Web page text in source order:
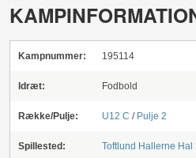
Kampnummer: 195114
Idræt: Fodbold
Række/Pulje: U12 C / Pulje 2
Spillested: Toftlund Hallerne Hal